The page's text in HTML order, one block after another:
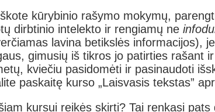
kūrybinio rašymo mokymų,
dirbtinio intelekto ir rengiamų ne
lavina betikslės informacijos),
gimusių iš tikros jo patirties rašant
kviečiu pasidomėti ir pasinaudoti
paskaitę kurso „Laisvasis tekstas”
kursui reikės skirti? Tai renkasi